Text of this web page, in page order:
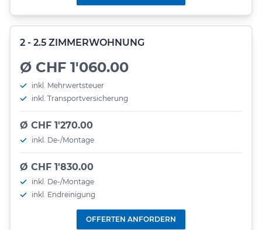
2 - 2.5 ZIMMERWOHNUNG
Ø CHF 1'060.00
inkl. Mehrwertsteuer
inkl. Transportversicherung
Ø CHF 1'270.00
inkl. De-/Montage
Ø CHF 1'830.00
inkl. De-/Montage
inkl. Endreinigung
OFFERTEN ANFORDERN